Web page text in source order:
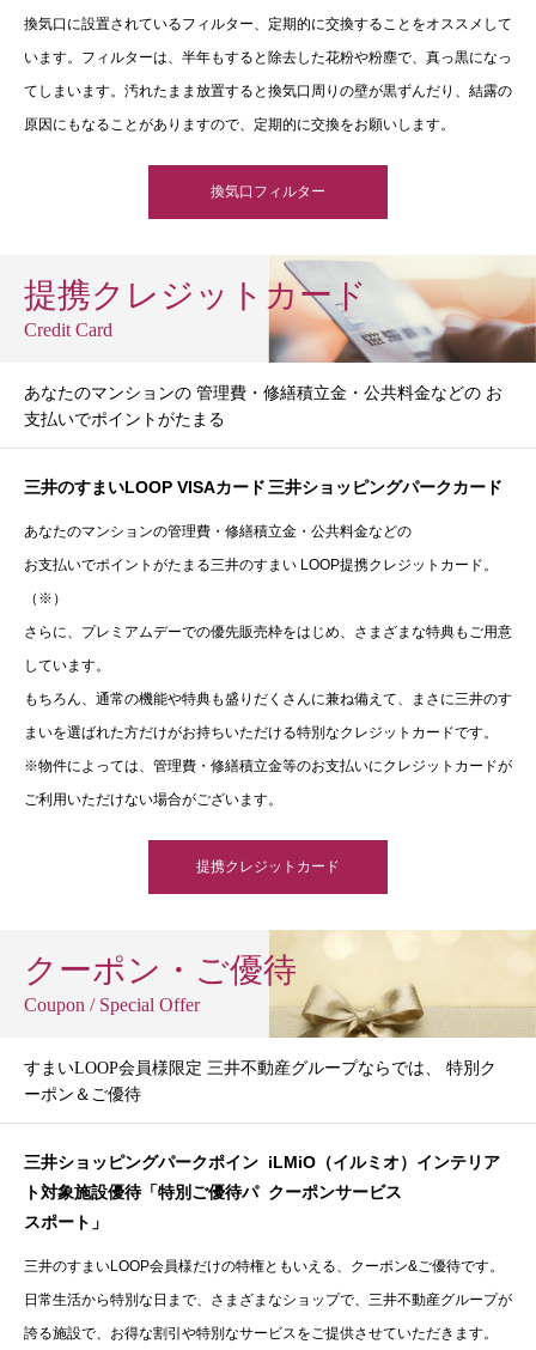
換気口に設置されているフィルター、定期的に交換することをオススメして
います。フィルターは、半年もすると除去した花粉や粉塵で、真っ黒になっ
てしまいます。汚れたまま放置すると換気口周りの壁が黒ずんだり、結露の
原因にもなることがありますので、定期的に交換をお願いします。
換気口フィルター
提携クレジットカード
Credit Card
あなたのマンションの 管理費・修繕積立金・公共料金などの お
支払いでポイントがたまる
三井のすまいLOOP VISAカード 三井ショッピングパークカード
あなたのマンションの管理費・修繕積立金・公共料金などの
お支払いでポイントがたまる三井のすまい LOOP提携クレジットカード。
（※）
さらに、プレミアムデーでの優先販売枠をはじめ、さまざまな特典もご用意
しています。
もちろん、通常の機能や特典も盛りだくさんに兼ね備えて、まさに三井のす
まいを選ばれた方だけがお持ちいただける特別なクレジットカードです。
※物件によっては、管理費・修繕積立金等のお支払いにクレジットカードが
ご利用いただけない場合がございます。
提携クレジットカード
クーポン・ご優待
Coupon / Special Offer
すまいLOOP会員様限定 三井不動産グループならでは、 特別ク
ーポン＆ご優待
三井ショッピングパークポイン
ト対象施設優待「特別ご優待パ
スポート」
iLMiO（イルミオ）インテリア
クーポンサービス
三井のすまいLOOP会員様だけの特権ともいえる、クーポン&ご優待です。
日常生活から特別な日まで、さまざまなショップで、三井不動産グループが
誇る施設で、お得な割引や特別なサービスをご提供させていただきます。